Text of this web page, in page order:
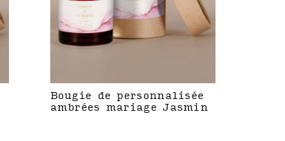
Bougie de personnalisée
ambrées mariage Jasmin